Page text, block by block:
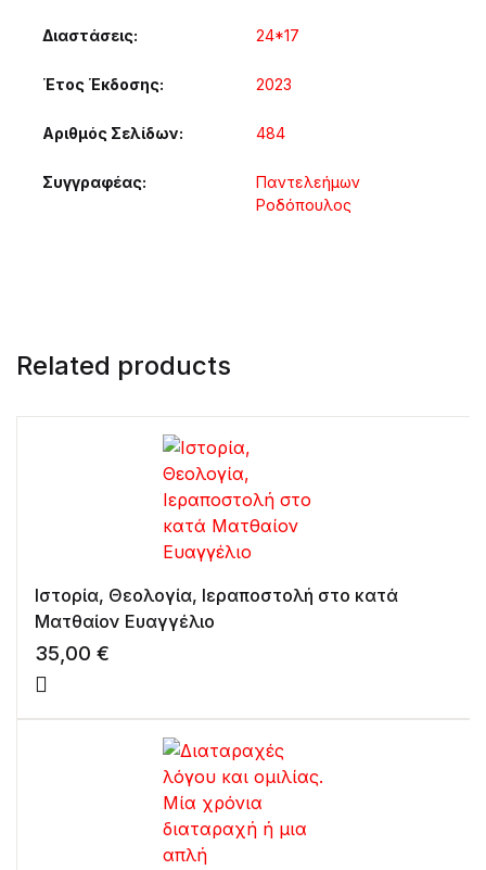
Διαστάσεις 24*17
Έτος Έκδοσης 2023
Αριθμός Σελίδων 484
Συγγραφέας
Παντελεήμων
Ροδόπουλος
Related products
Ιστορία, Θεολογία, Ιεραποστολή στο κατά
Ματθαίον Ευαγγέλιο
35,00 €